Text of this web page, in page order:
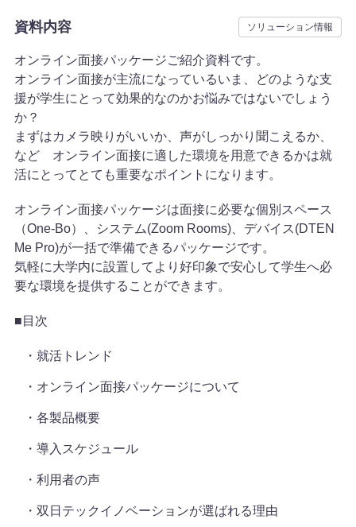
イベント・キャンペーン情報
ブログ
資料内容 ソリューション情報
オンライン面接パッケージご紹介資料です。
オンライン面接が主流になっているいま、どのような支
援が学生にとって効果的なのかお悩みではないでしょう
か？
まずはカメラ映りがいいか、声がしっかり聞こえるか、
など オンライン面接に適した環境を用意できるかは就
活にとってとても重要なポイントになります。
オンライン面接パッケージは面接に必要な個別スペース
（One-Bo）、システム(Zoom Rooms)、デバイス(DTEN
Me Pro)が一括で準備できるパッケージです。
気軽に大学内に設置してより好印象で安心して学生へ必
要な環境を提供することができます。
■目次
就活トレンド
オンライン面接パッケージについて
各製品概要
導入スケジュール
利用者の声
双日テックイノベーションが選ばれる理由